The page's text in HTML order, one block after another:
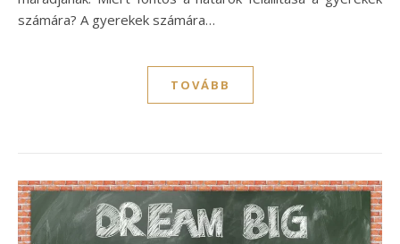
számára? A gyerekek számára…
TOVÁBB